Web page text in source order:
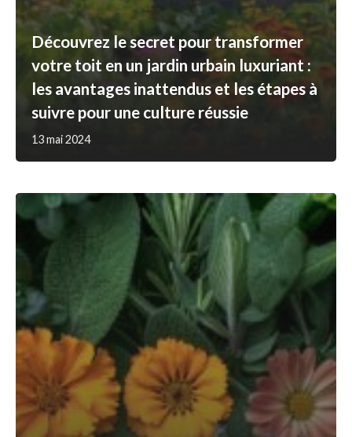
Découvrez le secret pour transformer
votre toit en un jardin urbain luxuriant :
les avantages inattendus et les étapes à
suivre pour une culture réussie
13 mai 2024